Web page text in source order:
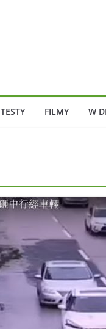
TESTY FILMY W